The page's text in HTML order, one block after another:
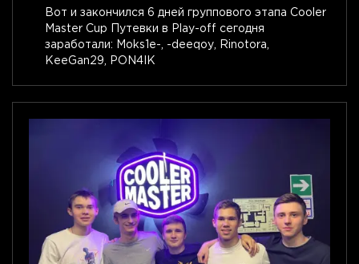
Вот и закончился 6 дней группового этапа Cooler
Master Cup Путевки в Play-off сегодня
заработали: Moks1e-, -deeqoy, Rinotora,
KeeGan29, PON4IK